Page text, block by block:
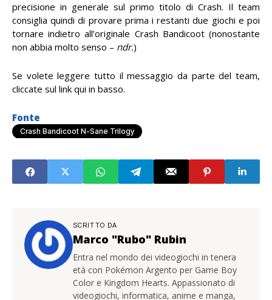
precisione in generale sul primo titolo di Crash. Il team
consiglia quindi di provare prima i restanti due giochi e poi
tornare indietro all’originale Crash Bandicoot (nonostante
non abbia molto senso – ndr.)
Se volete leggere tutto il messaggio da parte del team,
cliccate sul link qui in basso.
Fonte
Crash Bandicoot N-Sane Trilogy
SCRITTO DA
Marco "Rubo" Rubin
Entra nel mondo dei videogiochi in tenera
età con Pokémon Argento per Game Boy
Color e Kingdom Hearts. Appassionato di
videogiochi, informatica, anime e manga,